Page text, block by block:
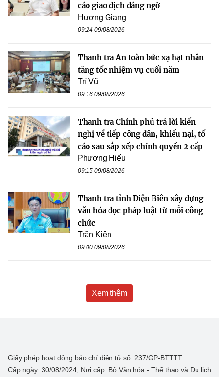
cáo giao dịch đáng ngờ
Hương Giang
09:24 09/08/2026
Thanh tra An toàn bức xạ hạt nhân
tăng tốc nhiệm vụ cuối năm
Trí Vũ
09:16 09/08/2026
Thanh tra Chính phủ trả lời kiến
nghị về tiếp công dân, khiếu nại, tố
cáo sau sắp xếp chính quyền 2 cấp
Phương Hiếu
09:15 09/08/2026
Thanh tra tỉnh Điện Biên xây dựng
văn hóa đọc pháp luật từ mỗi công
chức
Trần Kiên
09:00 09/08/2026
Xem thêm
Giấy phép hoạt động báo chí điện tử số: 237/GP-BTTTT
Cấp ngày: 30/08/2024; Nơi cấp: Bộ Văn hóa - Thể thao và Du lịch